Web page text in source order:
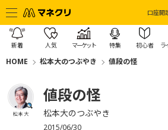
口座開
新着 人気 マーケット 特集 初心者 ラ
HOME 松本大のつぶやき 値段の怪
松本 大
値段の怪
松本大のつぶやき
2015/06/30